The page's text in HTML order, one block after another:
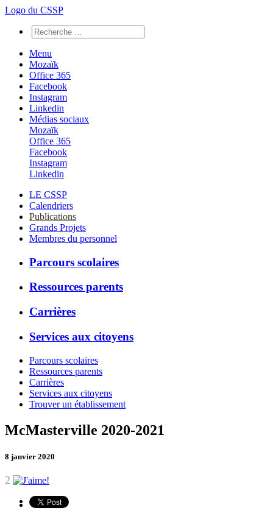
Logo du CSSP
Menu
Mozaïk
Office 365
Facebook
Instagram
Linkedin
Médias sociaux
Mozaïk
Office 365
Facebook
Instagram
Linkedin
LE CSSP
Calendriers
Publications
Grands Projets
Membres du personnel
Parcours scolaires
Ressources parents
Carrières
Services aux citoyens
Parcours scolaires
Ressources parents
Carrières
Services aux citoyens
Trouver un établissement
McMasterville 2020-2021
8 janvier 2020
2